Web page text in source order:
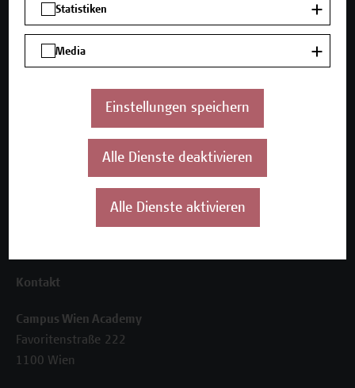
Unser Angebot
Seminare und Zertifikatsprogramme
Inhouse-Weiterbildung
Beratungsleistungen
Die Campus Wien Academy
Kontakt
Campus Wien Academy
Favoritenstraße 222
1100 Wien
Statistiken
Media
Einstellungen speichern
Alle Dienste deaktivieren
Alle Dienste aktivieren